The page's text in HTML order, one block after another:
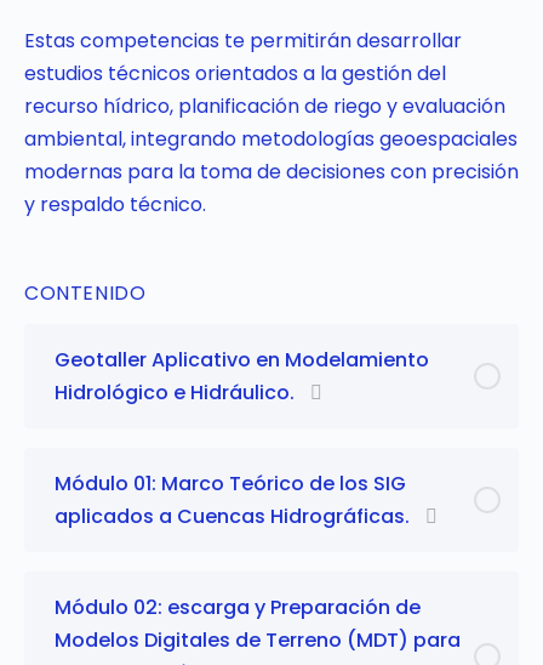
Estas competencias te permitirán desarrollar
estudios técnicos orientados a la gestión del
recurso hídrico, planificación de riego y evaluación
ambiental, integrando metodologías geoespaciales
modernas para la toma de decisiones con precisión
y respaldo técnico.
CONTENIDO
Geotaller Aplicativo en Modelamiento
Hidrológico e Hidráulico.
Módulo 01: Marco Teórico de los SIG
aplicados a Cuencas Hidrográficas.
Módulo 02: escarga y Preparación de
Modelos Digitales de Terreno (MDT) para